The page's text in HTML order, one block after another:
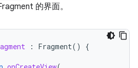
的界面。
: Fragment() {